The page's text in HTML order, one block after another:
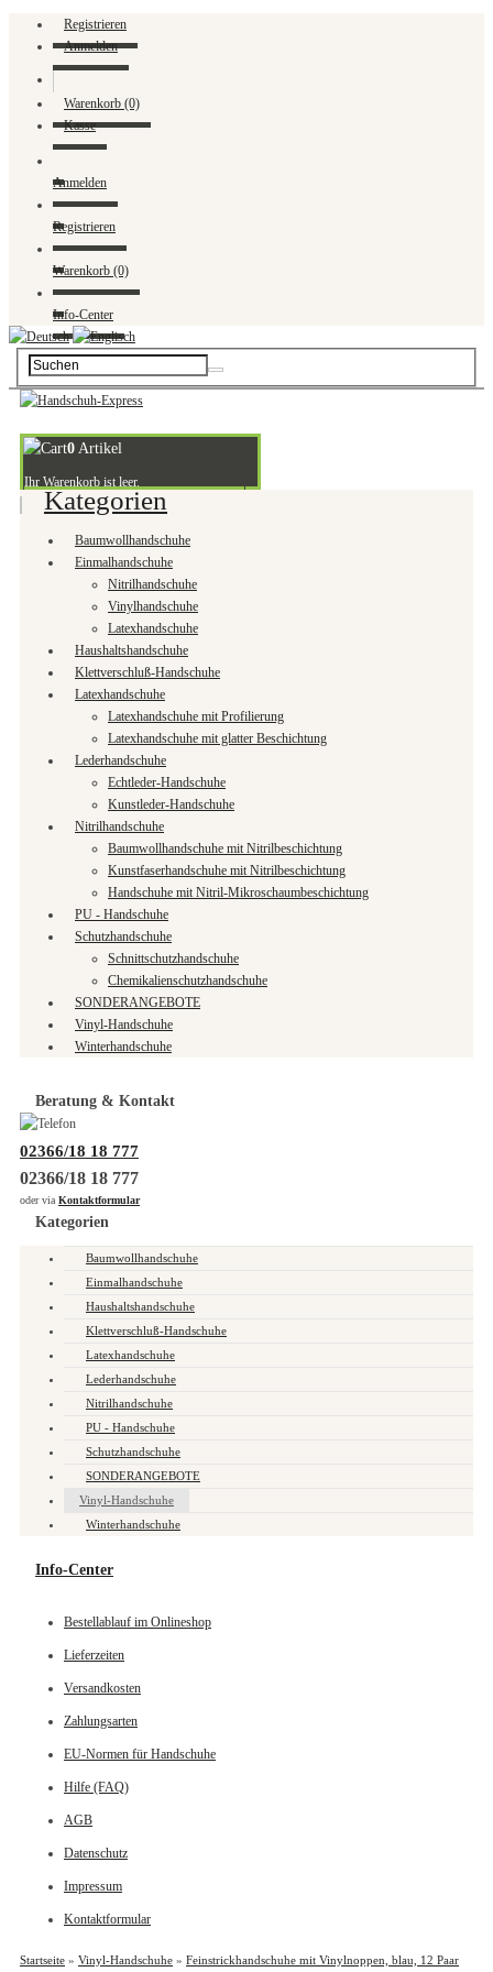
Registrieren
Anmelden
Warenkorb (0)
Kasse
Anmelden
Registrieren
Warenkorb (0)
Info-Center
0 Artikel
Ihr Warenkorb ist leer.
Kategorien
Baumwollhandschuhe
Einmalhandschuhe
Nitrilhandschuhe
Vinylhandschuhe
Latexhandschuhe
Haushaltshandschuhe
Klettverschluß-Handschuhe
Latexhandschuhe
Latexhandschuhe mit Profilierung
Latexhandschuhe mit glatter Beschichtung
Lederhandschuhe
Echtleder-Handschuhe
Kunstleder-Handschuhe
Nitrilhandschuhe
Baumwollhandschuhe mit Nitrilbeschichtung
Kunstfaserhandschuhe mit Nitrilbeschichtung
Handschuhe mit Nitril-Mikroschaumbeschichtung
PU - Handschuhe
Schutzhandschuhe
Schnittschutzhandschuhe
Chemikalienschutzhandschuhe
SONDERANGEBOTE
Vinyl-Handschuhe
Winterhandschuhe
Beratung & Kontakt
02366/18 18 777
02366/18 18 777
oder via Kontaktformular
Kategorien
Baumwollhandschuhe
Einmalhandschuhe
Haushaltshandschuhe
Klettverschluß-Handschuhe
Latexhandschuhe
Lederhandschuhe
Nitrilhandschuhe
PU - Handschuhe
Schutzhandschuhe
SONDERANGEBOTE
Vinyl-Handschuhe
Winterhandschuhe
Info-Center
Bestellablauf im Onlineshop
Lieferzeiten
Versandkosten
Zahlungsarten
EU-Normen für Handschuhe
Hilfe (FAQ)
AGB
Datenschutz
Impressum
Kontaktformular
Startseite » Vinyl-Handschuhe » Feinstrickhandschuhe mit Vinylnoppen, blau, 12 Paar